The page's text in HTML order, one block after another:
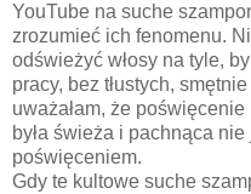
YouTube na suche
zrozumieć ich fenomenu.
odświeżyć włosy na tyle,
pracy, bez tłustych,
uważałam, że
była świeża i pachnąca
poświęceniem.
Gdy te kultowe suche